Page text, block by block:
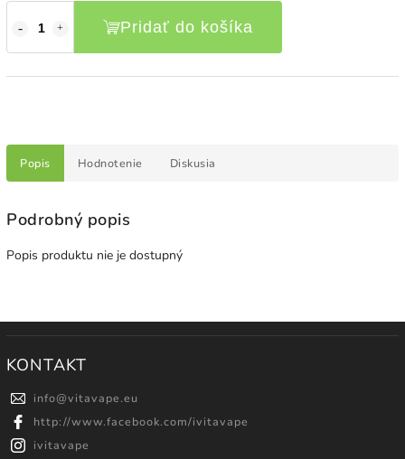
Pridať do košíka
Popis Hodnotenie Diskusia
Podrobný popis
Popis produktu nie je dostupný
KONTAKT
info@vitavape.eu
http://www.facebook.com/ivitavape
ivitavape